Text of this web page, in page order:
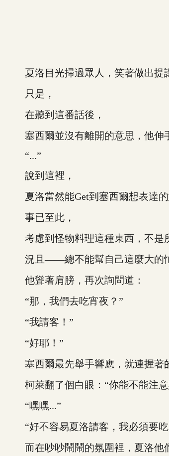
夏洛目光掃過眾人，笑著做出提
只是，
在聽到這番話後，
塞西爾並沒有離開的意思，他伸
“...”
說到這裡，
夏洛當然能Get到塞西爾想表達的
事已至此，
考慮到怪物料理這種東西，不是
況且——總不能幫自己這麼大的忙
他聳著肩膀，再次詢問道：
“那，我們去吃宵夜？”
“我請客！”
“好耶！”
塞西爾最先舉手響應，就連握著的
柯萊翻了個白眼：“你能不能注意
“嘿嘿...”
“好不容易夏洛請客，我必須要吃
而在吵吵鬧鬧的氛圍裡，夏洛他